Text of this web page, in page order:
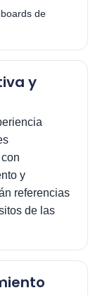
de
y
y
referencias
de las